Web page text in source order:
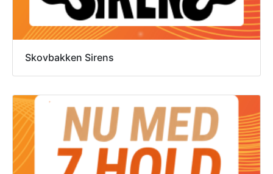
Skovbakken Sirens